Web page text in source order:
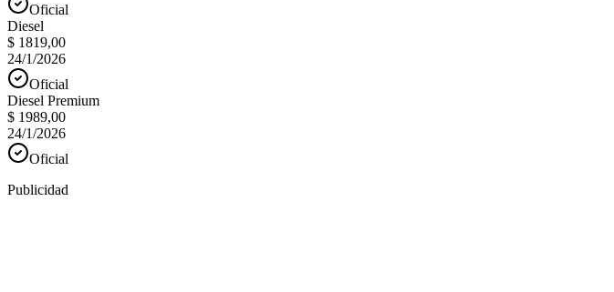
Oficial
Diesel
$ 1819,00
24/1/2026
Oficial
Diesel Premium
$ 1989,00
24/1/2026
Oficial
Publicidad